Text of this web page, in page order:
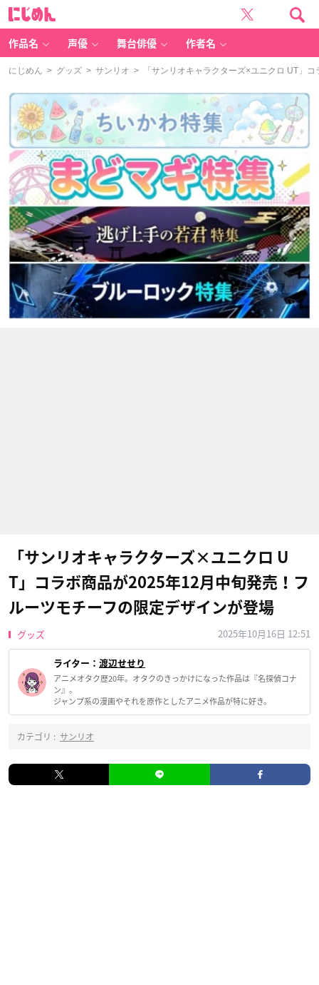
作品名 声優 舞台俳優 作者名
にじめん > グッズ > サンリオ > 「サンリオキャラクターズ×ユニクロ UT」
「サンリオキャラクターズ×ユニクロ U
T」コラボ商品が2025年12月中旬発売！フ
ルーツモチーフの限定デザインが登場
グッズ 2025年10月16日 12:51
ライター： 渡辺せせり
アニメオタク歴20年。オタクのきっかけになった作品は『名探偵コナ
ン』。
ジャンプ系の漫画やそれを原作としたアニメ作品が特に好き。
カテゴリ : サンリオ